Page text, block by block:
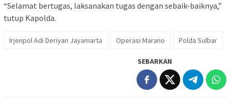
“Selamat bertugas, laksanakan tugas dengan sebaik-baiknya,”
tutup Kapolda.
Irjenpol Adi Deriyan Jayamarta Operasi Marano Polda Sulbar
SEBARKAN